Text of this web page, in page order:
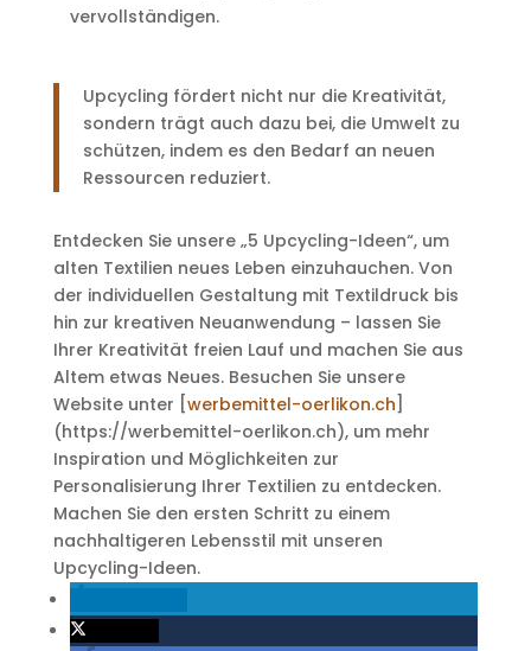
vervollständigen.
Upcycling fördert nicht nur die Kreativität,
sondern trägt auch dazu bei, die Umwelt zu
schützen, indem es den Bedarf an neuen
Ressourcen reduziert.
Entdecken Sie unsere „5 Upcycling-Ideen“, um
alten Textilien neues Leben einzuhauchen. Von
der individuellen Gestaltung mit Textildruck bis
hin zur kreativen Neuanwendung – lassen Sie
Ihrer Kreativität freien Lauf und machen Sie aus
Altem etwas Neues. Besuchen Sie unsere
Website unter [ werbemittel-oerlikon.ch
(https://werbemittel-oerlikon.ch), um mehr
Inspiration und Möglichkeiten zur
Personalisierung Ihrer Textilien zu entdecken.
Machen Sie den ersten Schritt zu einem
nachhaltigeren Lebensstil mit unseren
Upcycling-Ideen.